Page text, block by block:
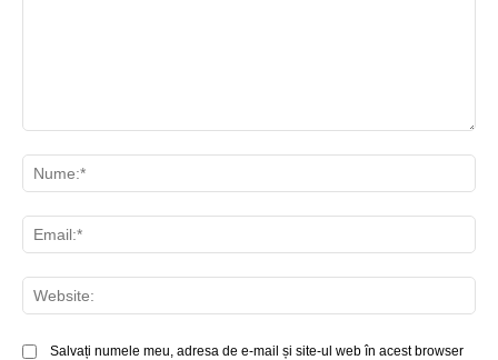
Salvați numele meu, adresa de e-mail și site-ul web în acest browser